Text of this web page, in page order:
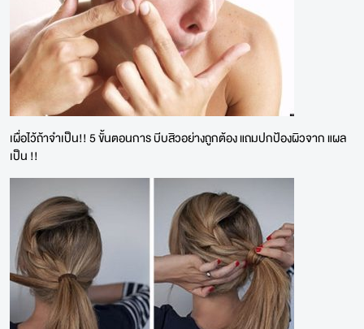
เผื่อไว้ถ้าจำเป็น!! 5 ขั้นตอนการ บีบสิวอย่างถูกต้อง แถมปกป้องผิวจาก แผล
เป็น !!